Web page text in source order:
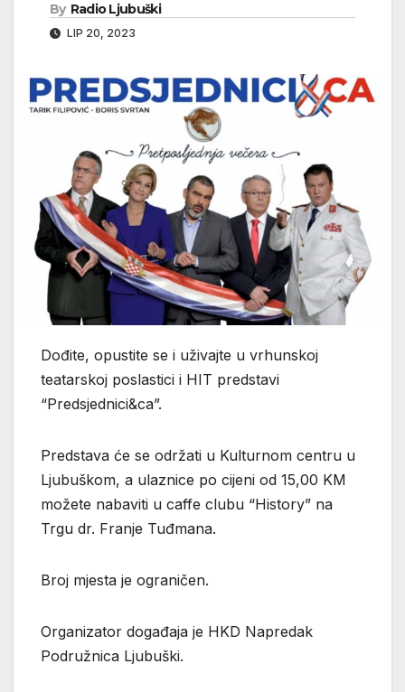
By Radio Ljubuški
LIP 20, 2023
Dođite, opustite se i uživajte u vrhunskoj
teatarskoj poslastici i HIT predstavi
“Predsjednici&ca”.
Predstava će se održati u Kulturnom centru u
Ljubuškom, a ulaznice po cijeni od 15,00 KM
možete nabaviti u caffe clubu “History” na
Trgu dr. Franje Tuđmana.
Broj mjesta je ograničen.
Organizator događaja je HKD Napredak
Podružnica Ljubuški.